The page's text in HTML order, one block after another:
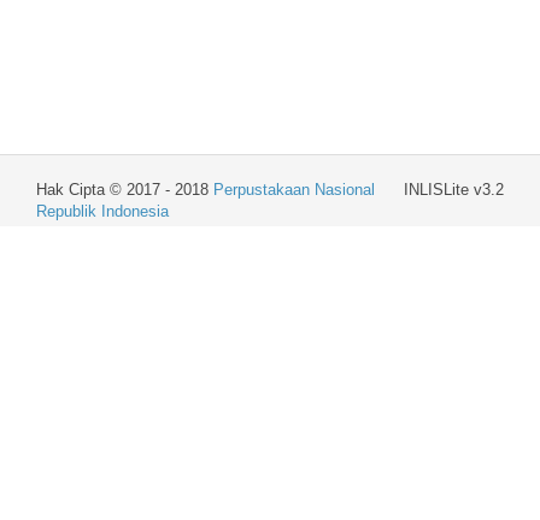
INLISLite v3.2
Hak Cipta © 2017 - 2018 Perpustakaan Nasional
Republik Indonesia